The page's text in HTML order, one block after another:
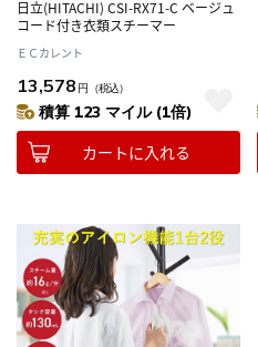
日立(HITACHI) CSI-RX71-C ベージュ
コード付き衣類スチーマー
ＥＣカレント
13,578 円 （税込）
積算 123 マイル (1倍)
カートに入れる